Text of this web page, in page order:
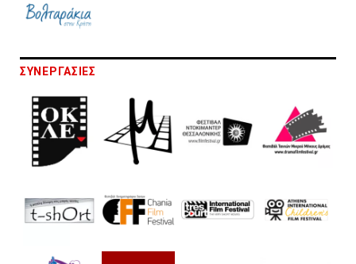
ΣΥΝΕΡΓΑΣΙΕΣ